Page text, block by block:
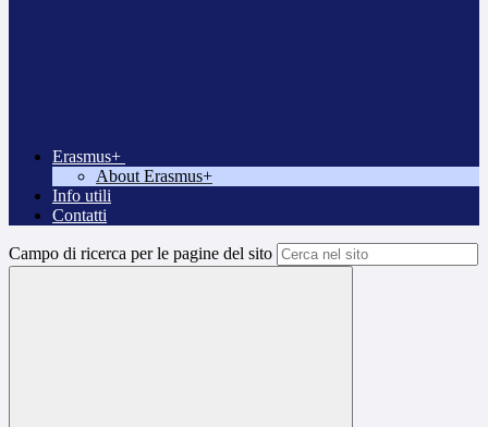
Erasmus+
About Erasmus+
Info utili
Contatti
Campo di ricerca per le pagine del sito